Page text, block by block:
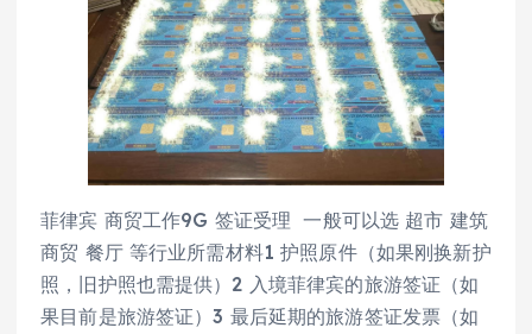
菲律宾 商贸工作9G 签证受理 一般可以选 超市 建筑
商贸 餐厅 等行业所需材料1 护照原件（如果刚换新护
照，旧护照也需提供）2 入境菲律宾的旅游签证（如
果目前是旅游签证）3 最后延期的旅游签证发票（如